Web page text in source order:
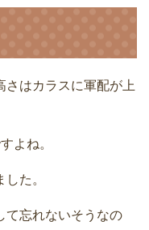
さはカラスに軍配が上
よね。
た。
て忘れないそうなの